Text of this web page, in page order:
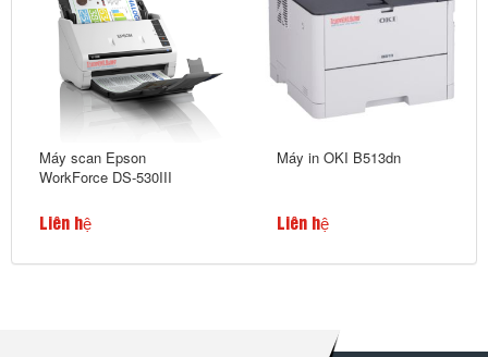
Máy scan Epson
WorkForce DS-530III
Liên hệ
Máy in OKI B513dn
Liên hệ